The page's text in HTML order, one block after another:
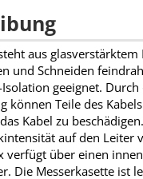
aus
und Schneiden
Isolation geeignet.
können Teile des
Kabel zu
auf den Leiter
verfügt über einen
Die Messerkasette ist